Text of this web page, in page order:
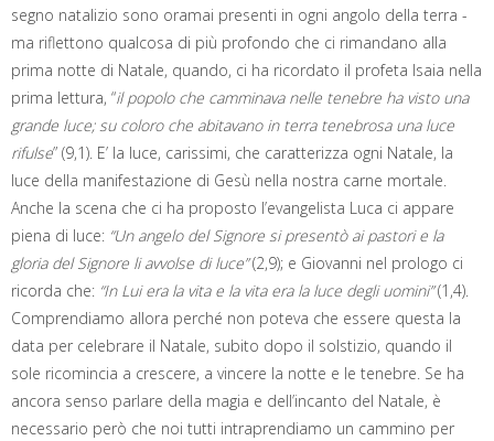
segno natalizio sono oramai presenti in ogni angolo della terra ­-
ma riflettono qualcosa di più profondo che ci rimandano alla
prima notte di Natale, quando, ci ha ricordato il profeta Isaia nella
prima lettura, “il popolo che camminava nelle tenebre ha visto una
grande luce; su coloro che abitavano in terra tenebrosa una luce
rifulse” (9,1). E’ la luce, carissimi, che caratterizza ogni Natale, la
luce della manifestazione di Gesù nella nostra carne mortale.
Anche la scena che ci ha proposto l’evangelista Luca ci appare
piena di luce: “Un angelo del Signore si presentò ai pastori e la
gloria del Signore li avvolse di luce”(2,9); e Giovanni nel prologo ci
ricorda che: “In Lui era la vita e la vita era la luce degli uomini”(1,4).
Comprendiamo allora perché non poteva che essere questa la
data per celebrare il Natale, subito dopo il solstizio, quando il
sole ricomincia a crescere, a vincere la notte e le tenebre. Se ha
ancora senso parlare della magia e dell’incanto del Natale, è
necessario però che noi tutti intraprendiamo un cammino per